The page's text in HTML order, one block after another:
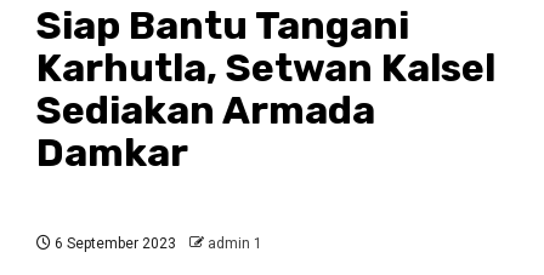
Siap Bantu Tangani
Karhutla, Setwan Kalsel
Sediakan Armada
Damkar
6 September 2023 admin 1